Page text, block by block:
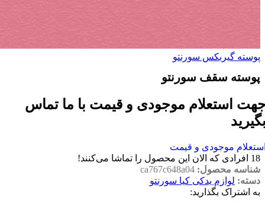
پوسته گیربکس سورنتو
پوسته سقف سورنتو
استعلام موجودی و قیمت با ما تماس
موجودی و قیمت
18 افرادی که الان این محصول را تماشا می‌کنند!
شناسه محصول: ca767c648a04
دسته: لوازم یدکی کیا سورنتو
به اشتراک بگذارید: